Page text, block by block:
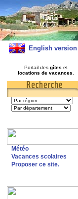
English version
Portail des gîtes et
locations de vacances
Météo
Vacances scolaires
Proposer ce site.